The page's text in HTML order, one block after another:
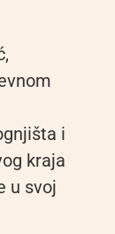
i
kraja
u svoj